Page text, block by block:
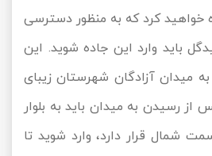
خواهید کرد که به منظور دسترسی
باید وارد این جاده شوید. این
به میدان آزادگان شهرستان زیبای
از رسیدن به میدان باید به بلوار
شمال قرار دارد، وارد شوید تا